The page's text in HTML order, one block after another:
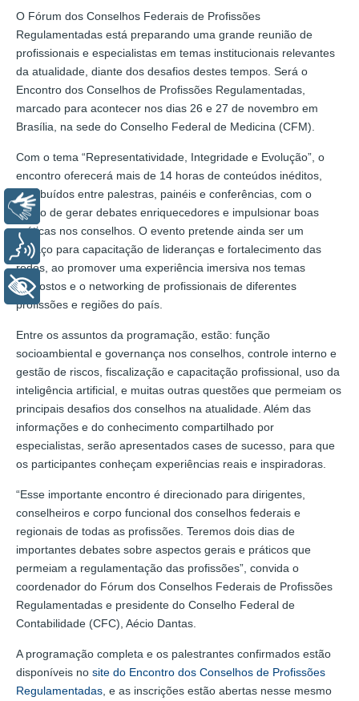
O Fórum dos Conselhos Federais de Profissões
Regulamentadas está preparando uma grande reunião de
profissionais e especialistas em temas institucionais relevantes
da atualidade, diante dos desafios destes tempos. Será o
Encontro dos Conselhos de Profissões Regulamentadas,
marcado para acontecer nos dias 26 e 27 de novembro em
Brasília, na sede do Conselho Federal de Medicina (CFM).
Com o tema “Representatividade, Integridade e Evolução”, o
encontro oferecerá mais de 14 horas de conteúdos inéditos,
distribuídos entre palestras, painéis e conferências, com o
intuito de gerar debates enriquecedores e impulsionar boas
práticas nos conselhos. O evento pretende ainda ser um
espaço para capacitação de lideranças e fortalecimento das
redes, ao promover uma experiência imersiva nos temas
propostos e o networking de profissionais de diferentes
profissões e regiões do país.
Entre os assuntos da programação, estão: função
socioambiental e governança nos conselhos, controle interno e
gestão de riscos, fiscalização e capacitação profissional, uso da
inteligência artificial, e muitas outras questões que permeiam os
principais desafios dos conselhos na atualidade. Além das
informações e do conhecimento compartilhado por
especialistas, serão apresentados cases de sucesso, para que
os participantes conheçam experiências reais e inspiradoras.
“Esse importante encontro é direcionado para dirigentes,
conselheiros e corpo funcional dos conselhos federais e
regionais de todas as profissões. Teremos dois dias de
importantes debates sobre aspectos gerais e práticos que
permeiam a regulamentação das profissões”, convida o
coordenador do Fórum dos Conselhos Federais de Profissões
Regulamentadas e presidente do Conselho Federal de
Contabilidade (CFC), Aécio Dantas.
A programação completa e os palestrantes confirmados estão
disponíveis no site do Encontro dos Conselhos de Profissões
Regulamentadas , e as inscrições estão abertas nesse mesmo
Libras
Voz
+ Acessibilidade